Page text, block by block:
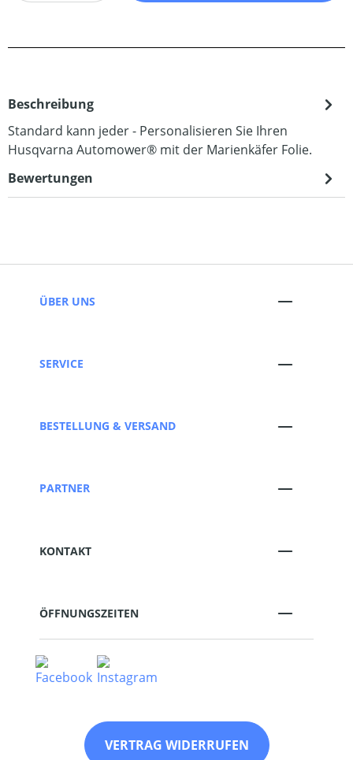
Beschreibung
Standard kann jeder - Personalisieren Sie Ihren
Husqvarna Automower® mit der Marienkäfer Folie.
Bewertungen
ÜBER UNS
SERVICE
BESTELLUNG & VERSAND
PARTNER
KONTAKT
ÖFFNUNGSZEITEN
VERTRAG WIDERRUFEN